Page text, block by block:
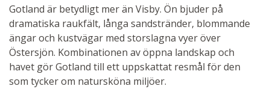
Gotland är betydligt mer än Visby. Ön bjuder på
dramatiska raukfält, långa sandstränder, blommande
ängar och kustvägar med storslagna vyer över
Östersjön. Kombinationen av öppna landskap och
havet gör Gotland till ett uppskattat resmål för den
som tycker om natursköna miljöer.